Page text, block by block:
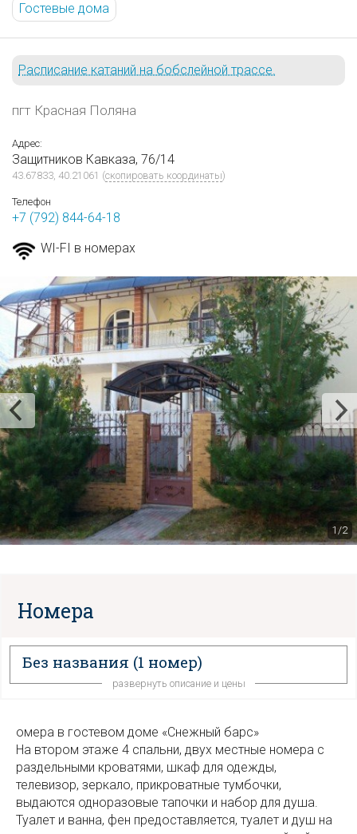
Гостевые дома
Расписание катаний на бобслейной трассе.
пгт Красная Поляна
Адрес:
Защитников Кавказа, 76/14
43.67833, 40.21061 (скопировать координаты)
Телефон
+7 (792) 844-64-18
WI-FI в номерах
1/2
Номера
Без названия (1 номер)
развернуть описание и цены
омера в гостевом доме «Снежный барс»
На втором этаже 4 спальни, двух местные номера с
раздельными кроватями, шкаф для одежды,
телевизор, зеркало, прикроватные тумбочки,
выдаются одноразовые тапочки и набор для душа.
Туалет и ванна, фен предоставляется, туалет и душ на